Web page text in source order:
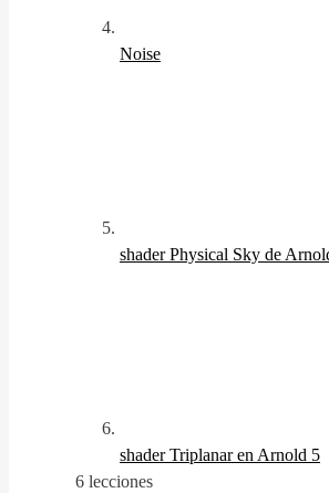
Noise
shader Physical Sky de
shader Triplanar en Arnold 5
6 lecciones